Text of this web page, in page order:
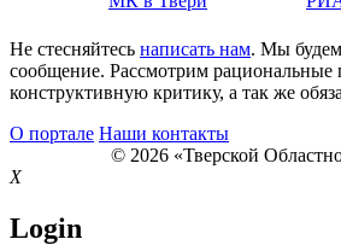
Не стесняйтесь написать нам. Мы
сообщение. Рассмотрим рациональные
конструктивную критику, а так же
О портале Наши контакты
© 2026 «Тверской
X
Login